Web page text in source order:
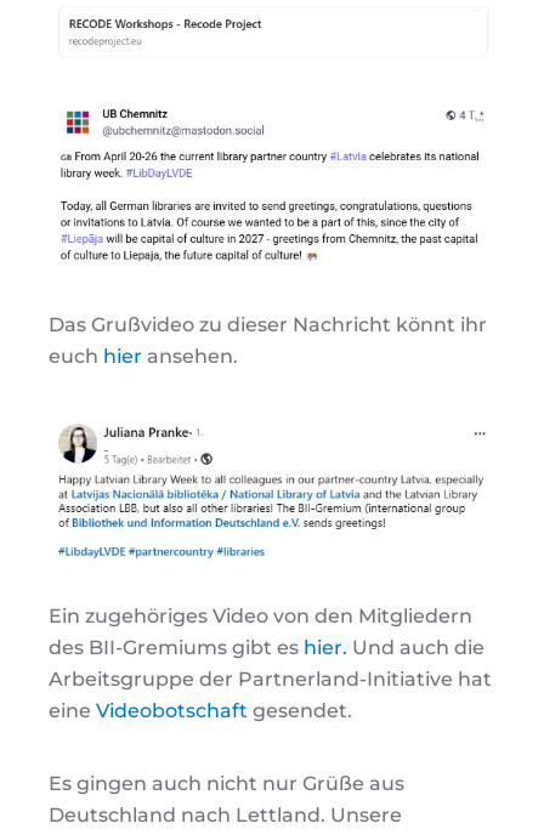
Das Grußvideo zu dieser Nachricht könnt ihr
euch hier ansehen.
Ein zugehöriges Video von den Mitgliedern
des BII-Gremiums gibt es hier. Und auch die
Arbeitsgruppe der Partnerland-Initiative hat
eine Videobotschaft gesendet.
Es gingen auch nicht nur Grüße aus
Deutschland nach Lettland. Unsere